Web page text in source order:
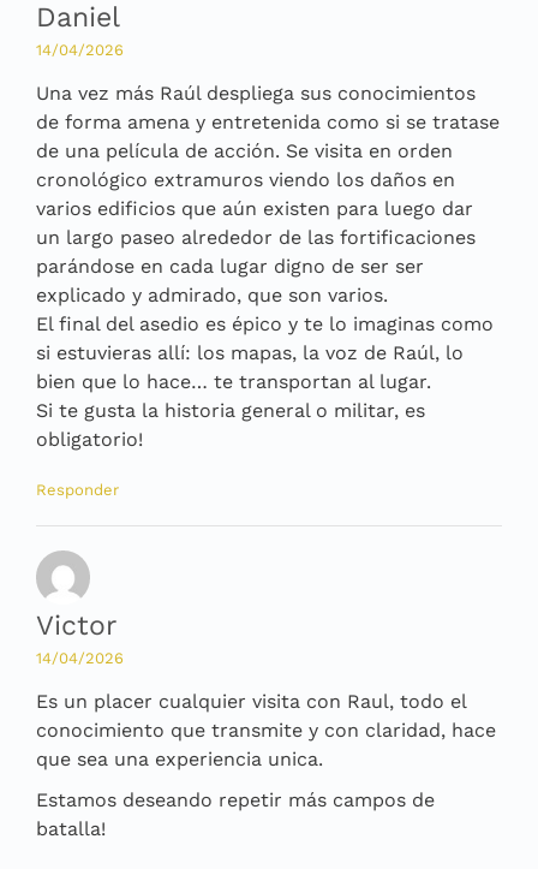
Daniel
14/04/2026
Una vez más Raúl despliega sus conocimientos
de forma amena y entretenida como si se tratase
de una película de acción. Se visita en orden
cronológico extramuros viendo los daños en
varios edificios que aún existen para luego dar
un largo paseo alrededor de las fortificaciones
parándose en cada lugar digno de ser ser
explicado y admirado, que son varios.
El final del asedio es épico y te lo imaginas como
si estuvieras allí: los mapas, la voz de Raúl, lo
bien que lo hace… te transportan al lugar.
Si te gusta la historia general o militar, es
obligatorio!
Responder
Victor
14/04/2026
Es un placer cualquier visita con Raul, todo el
conocimiento que transmite y con claridad, hace
que sea una experiencia unica.
Estamos deseando repetir más campos de
batalla!